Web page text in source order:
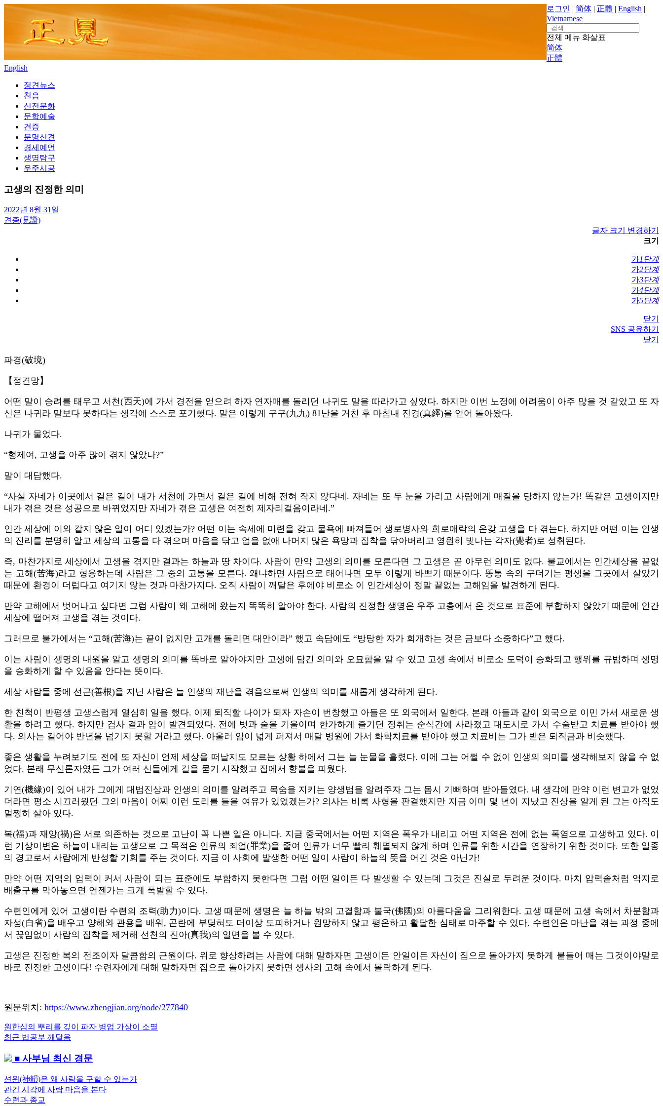
Skip
로그인 | 简体 | 正體 | English |
Vietnamese
Search
for:
전체 메뉴 화살표
简体
正體
English
정견뉴스
천음
신전문화
문학예술
견증
문명신견
경세예언
생명탐구
우주시공
고생의 진정한 의미
2022년 8월 31일
견증(見證)
글자 크기 변경하기
크기
가1단계
가2단계
가3단계
가4단계
가5단계
닫기
SNS 공유하기
닫기
파경(破境)
【정견망】
어떤 말이 승려를 태우고 서천(西天)에 가서 경전을 얻으려 하자 연자매를 돌리던 나귀도 말을 따라가고 싶었다. 하지만 이번 노정에 어려움이 아주 많을 것 같았고 또 자
신은 나귀라 말보다 못하다는 생각에 스스로 포기했다. 말은 이렇게 구구(九九) 81난을 거친 후 마침내 진경(真經)을 얻어 돌아왔다.
나귀가 물었다.
“형제여, 고생을 아주 많이 겪지 않았나?”
말이 대답했다.
“사실 자네가 이곳에서 걸은 길이 내가 서천에 가면서 걸은 길에 비해 전혀 작지 않다네. 자네는 또 두 눈을 가리고 사람에게 매질을 당하지 않는가! 똑같은 고생이지만
내가 겪은 것은 성공으로 바뀌었지만 자네가 겪은 고생은 여전히 제자리걸음이라네.”
인간 세상에 이와 같지 않은 일이 어디 있겠는가? 어떤 이는 속세에 미련을 갖고 물욕에 빠져들어 생로병사와 희로애락의 온갖 고생을 다 겪는다. 하지만 어떤 이는 인생
의 진리를 분명히 알고 세상의 고통을 다 겪으며 마음을 닦고 업을 없애 나머지 많은 욕망과 집착을 닦아버리고 영원히 빛나는 각자(覺者)로 성취된다.
즉, 마찬가지로 세상에서 고생을 겪지만 결과는 하늘과 땅 차이다. 사람이 만약 고생의 의미를 모른다면 그 고생은 곧 아무런 의미도 없다. 불교에서는 인간세상을 끝없
는 고해(苦海)라고 형용하는데 사람은 그 중의 고통을 모른다. 왜냐하면 사람으로 태어나면 모두 이렇게 바쁘기 때문이다. 똥통 속의 구더기는 평생을 그곳에서 살았기
때문에 환경이 더럽다고 여기지 않는 것과 마찬가지다. 오직 사람이 깨달은 후에야 비로소 이 인간세상이 정말 끝없는 고해임을 발견하게 된다.
만약 고해에서 벗어나고 싶다면 그럼 사람이 왜 고해에 왔는지 똑똑히 알아야 한다. 사람의 진정한 생명은 우주 고층에서 온 것으로 표준에 부합하지 않았기 때문에 인간
세상에 떨어져 고생을 겪는 것이다.
그러므로 불가에서는 “고해(苦海)는 끝이 없지만 고개를 돌리면 대안이라” 했고 속담에도 “방탕한 자가 회개하는 것은 금보다 소중하다”고 했다.
이는 사람이 생명의 내원을 알고 생명의 의미를 똑바로 알아야지만 고생에 담긴 의미와 오묘함을 알 수 있고 고생 속에서 비로소 도덕이 승화되고 행위를 규범하며 생명
을 승화하게 할 수 있음을 안다는 뜻이다.
세상 사람들 중에 선근(善根)을 지닌 사람은 늘 인생의 재난을 겪음으로써 인생의 의미를 새롭게 생각하게 된다.
한 친척이 반평생 고생스럽게 열심히 일을 했다. 이제 퇴직할 나이가 되자 자손이 번창했고 아들은 또 외국에서 일한다. 본래 아들과 같이 외국으로 이민 가서 새로운 생
활을 하려고 했다. 하지만 검사 결과 암이 발견되었다. 전에 벗과 술을 기울이며 한가하게 즐기던 정취는 순식간에 사라졌고 대도시로 가서 수술받고 치료를 받아야 했
다. 의사는 길어야 반년을 넘기지 못할 거라고 했다. 아울러 암이 넓게 퍼져서 매달 병원에 가서 화학치료를 받아야 했고 치료비는 그가 받은 퇴직금과 비슷했다.
좋은 생활을 누려보기도 전에 또 자신이 언제 세상을 떠날지도 모르는 상황 하에서 그는 늘 눈물을 흘렸다. 이에 그는 어쩔 수 없이 인생의 의미를 생각해보지 않을 수 없
었다. 본래 무신론자였든 그가 여러 신들에게 길을 묻기 시작했고 집에서 향불을 피웠다.
기연(機緣)이 있어 내가 그에게 대법진상과 인생의 의미를 알려주고 목숨을 지키는 양생법을 알려주자 그는 몹시 기뻐하며 받아들였다. 내 생각에 만약 이런 변고가 없었
더라면 평소 시끄러웠던 그의 마음이 어찌 이런 도리를 들을 여유가 있었겠는가? 의사는 비록 사형을 판결했지만 지금 이미 몇 년이 지났고 진상을 알게 된 그는 아직도
멀쩡히 살아 있다.
복(福)과 재앙(禍)은 서로 의존하는 것으로 고난이 꼭 나쁜 일은 아니다. 지금 중국에서는 어떤 지역은 폭우가 내리고 어떤 지역은 전에 없는 폭염으로 고생하고 있다. 이
런 기상이변은 하늘이 내리는 고생으로 그 목적은 인류의 죄업(罪業)을 줄여 인류가 너무 빨리 훼멸되지 않게 하며 인류를 위한 시간을 연장하기 위한 것이다. 또한 일종
의 경고로서 사람에게 반성할 기회를 주는 것이다. 지금 이 사회에 발생한 어떤 일이 사람이 하늘의 뜻을 어긴 것은 아닌가!
만약 어떤 지역의 업력이 커서 사람이 되는 표준에도 부합하지 못한다면 그럼 어떤 일이든 다 발생할 수 있는데 그것은 진실로 두려운 것이다. 마치 압력솥처럼 억지로
배출구를 막아놓으면 언젠가는 크게 폭발할 수 있다.
수련인에게 있어 고생이란 수련의 조력(助力)이다. 고생 때문에 생명은 늘 하늘 밖의 고결함과 불국(佛國)의 아름다움을 그리워한다. 고생 때문에 고생 속에서 차분함과
자성(自省)을 배우고 양해와 관용을 배워, 곤란에 부딪혀도 더이상 도피하거나 원망하지 않고 평온하고 활달한 심태로 마주할 수 있다. 수련인은 마난을 겪는 과정 중에
서 끊임없이 사람의 집착을 제거해 선천의 진아(真我)의 일면을 볼 수 있다.
고생은 진정한 복의 전조이자 달콤함의 근원이다. 위로 향상하려는 사람에 대해 말하자면 고생이든 안일이든 자신이 집으로 돌아가지 못하게 붙들어 매는 그것이야말로
바로 진정한 고생이다! 수련자에게 대해 말하자면 집으로 돌아가지 못하면 생사의 고해 속에서 몰락하게 된다.
원문위치: https://www.zhengjian.org/node/277840
글
내
비
게
이
Previous
Post:
원한심의 뿌리를 깊이 파자 병업 가상이 소멸
Next
최근 법공부 깨달음
■ 사부님 최신 경문
션윈(神韻)은 왜 사람을 구할 수 있는가
관건 시각에 사람 마음을 본다
수련과 종교